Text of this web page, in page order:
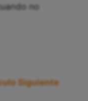
no
Siguiente